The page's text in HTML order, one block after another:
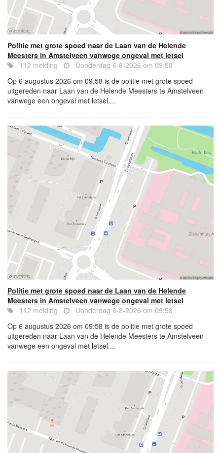
Politie met grote spoed naar de Laan van de Helende
Meesters in Amstelveen vanwege ongeval met letsel
112 melding
Donderdag 6-8-2026 om 09:58
Op 6 augustus 2026 om 09:58 is de politie met grote spoed
uitgereden naar Laan van de Helende Meesters te Amstelveen
vanwege een ongeval met letsel....
Politie met grote spoed naar de Laan van de Helende
Meesters in Amstelveen vanwege ongeval met letsel
112 melding
Donderdag 6-8-2026 om 09:58
Op 6 augustus 2026 om 09:58 is de politie met grote spoed
uitgereden naar Laan van de Helende Meesters te Amstelveen
vanwege een ongeval met letsel....